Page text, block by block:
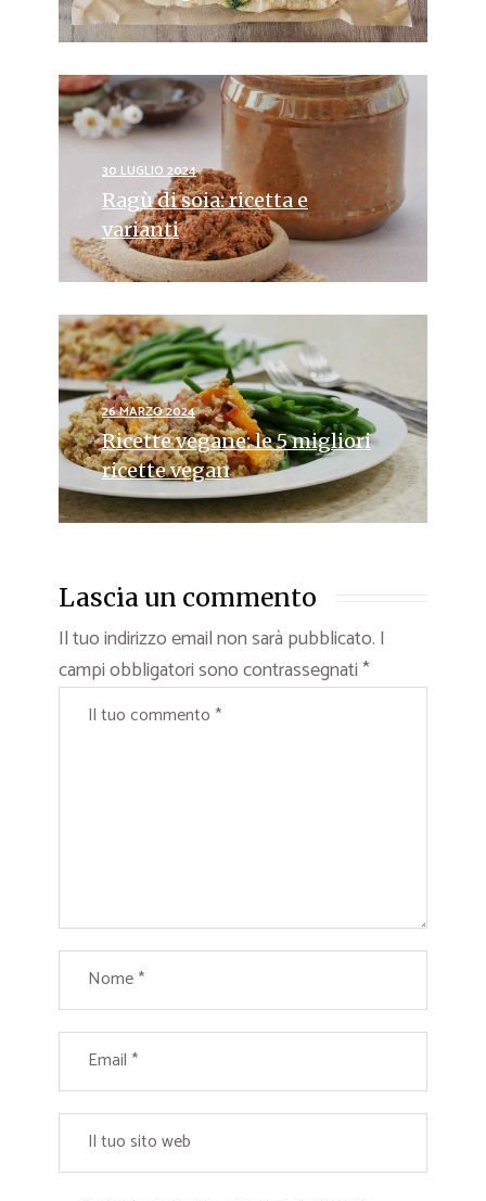
30 LUGLIO 2024
Ragù di soia: ricetta e
varianti
26 MARZO 2024
Ricette vegane: le 5 migliori
ricette vegan
Lascia un commento
Il tuo indirizzo email non sarà pubblicato. I
campi obbligatori sono contrassegnati*